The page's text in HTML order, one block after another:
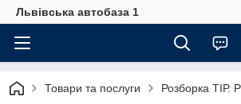
Львівська автобаза 1
Товари та послуги Розборка